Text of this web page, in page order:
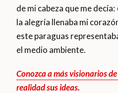
de mi cabeza que me
la alegría llenaba mi
este paraguas
el medio ambiente.
Conozca a más visionarios
realidad sus ideas.